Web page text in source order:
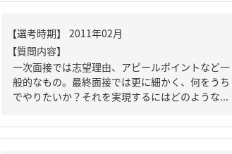
【質問内容】
一次面接では志望理由、アピールポイントなど一
般的なもの。最終面接では更に細かく、何をうち
でやりたいか？それを実現するにはどのような...